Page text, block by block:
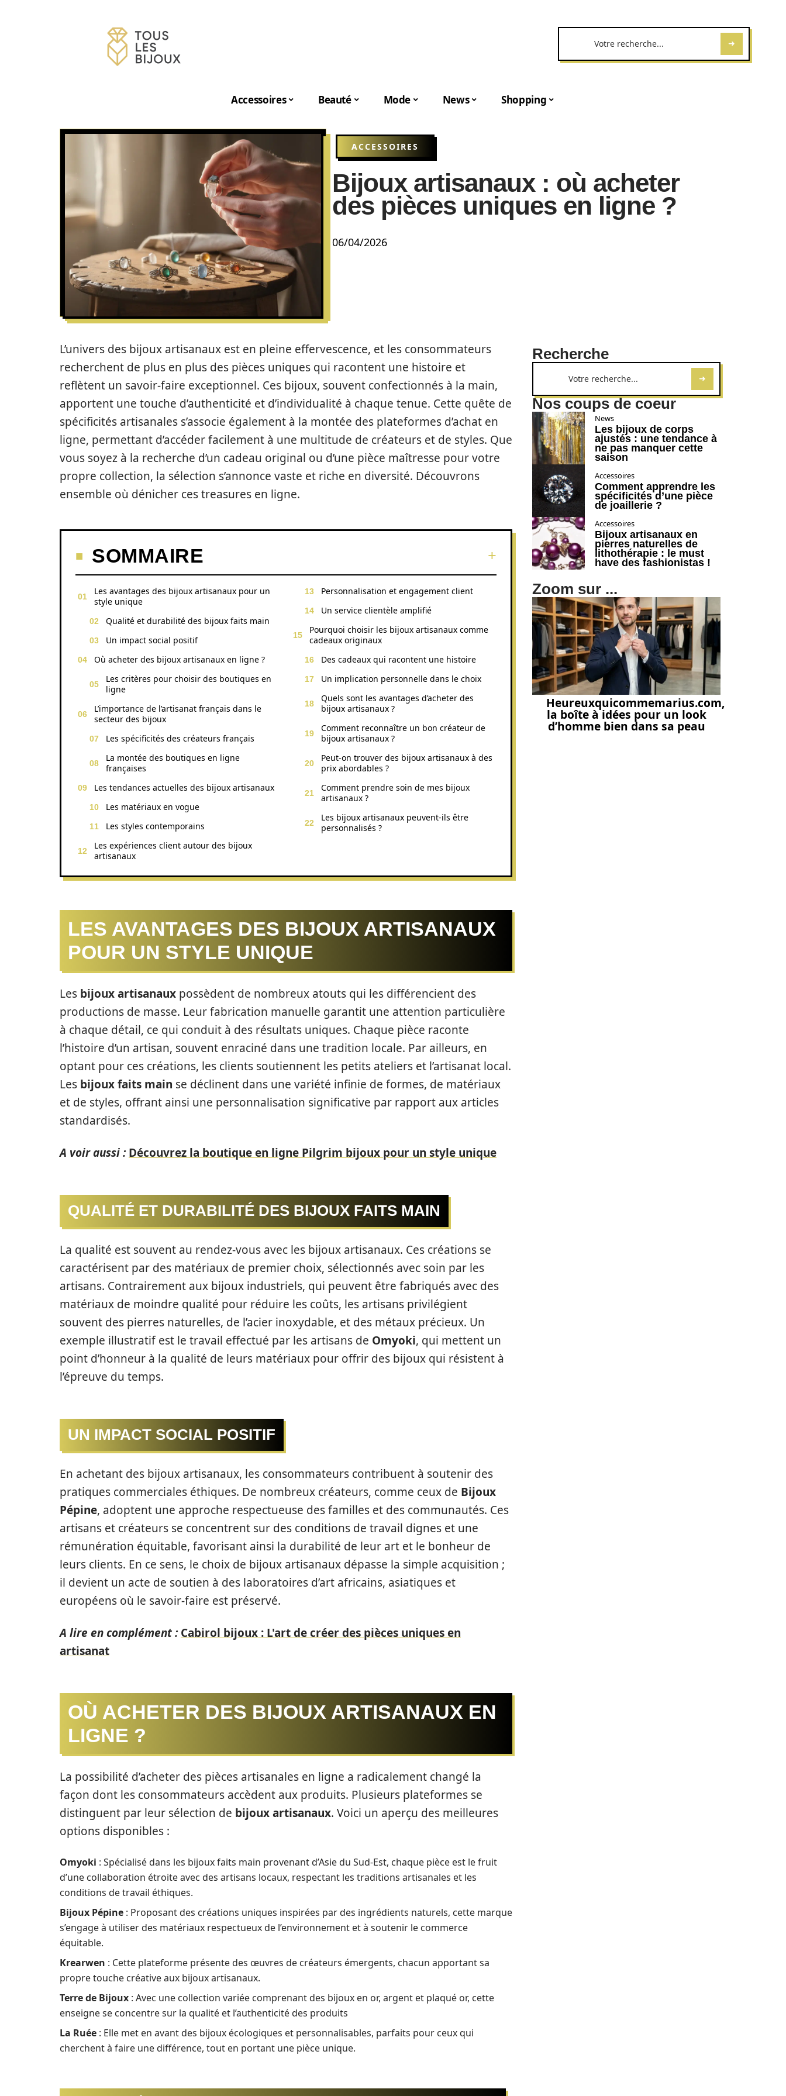
Accessoires Beauté Mode News Shopping
ACCESSOIRES
Bijoux artisanaux : où acheter
des pièces uniques en ligne ?
06/04/2026
L’univers des bijoux artisanaux est en pleine effervescence, et les consommateurs
recherchent de plus en plus des pièces uniques qui racontent une histoire et
reflètent un savoir-faire exceptionnel. Ces bijoux, souvent confectionnés à la main,
apportent une touche d’authenticité et d’individualité à chaque tenue. Cette quête de
spécificités artisanales s’associe également à la montée des plateformes d’achat en
ligne, permettant d’accéder facilement à une multitude de créateurs et de styles. Que
vous soyez à la recherche d’un cadeau original ou d’une pièce maîtresse pour votre
propre collection, la sélection s’annonce vaste et riche en diversité. Découvrons
ensemble où dénicher ces treasures en ligne.
SOMMAIRE
Les avantages des bijoux artisanaux pour un
style unique
Qualité et durabilité des bijoux faits main
Un impact social positif
Où acheter des bijoux artisanaux en ligne ?
Les critères pour choisir des boutiques en
ligne
L’importance de l’artisanat français dans le
secteur des bijoux
Les spécificités des créateurs français
La montée des boutiques en ligne
françaises
Les tendances actuelles des bijoux artisanaux
Les matériaux en vogue
Les styles contemporains
Les expériences client autour des bijoux
artisanaux
Personnalisation et engagement client
Un service clientèle amplifié
Pourquoi choisir les bijoux artisanaux comme
cadeaux originaux
Des cadeaux qui racontent une histoire
Un implication personnelle dans le choix
Quels sont les avantages d’acheter des
bijoux artisanaux ?
Comment reconnaître un bon créateur de
bijoux artisanaux ?
Peut-on trouver des bijoux artisanaux à des
prix abordables ?
Comment prendre soin de mes bijoux
artisanaux ?
Les bijoux artisanaux peuvent-ils être
personnalisés ?
LES AVANTAGES DES BIJOUX ARTISANAUX
POUR UN STYLE UNIQUE
Les bijoux artisanaux possèdent de nombreux atouts qui les différencient des
productions de masse. Leur fabrication manuelle garantit une attention particulière
à chaque détail, ce qui conduit à des résultats uniques. Chaque pièce raconte
l’histoire d’un artisan, souvent enraciné dans une tradition locale. Par ailleurs, en
optant pour ces créations, les clients soutiennent les petits ateliers et l’artisanat local.
Les bijoux faits main se déclinent dans une variété infinie de formes, de matériaux
et de styles, offrant ainsi une personnalisation significative par rapport aux articles
standardisés.
A voir aussi : Découvrez la boutique en ligne Pilgrim bijoux pour un style unique
QUALITÉ ET DURABILITÉ DES BIJOUX FAITS MAIN
La qualité est souvent au rendez-vous avec les bijoux artisanaux. Ces créations se
caractérisent par des matériaux de premier choix, sélectionnés avec soin par les
artisans. Contrairement aux bijoux industriels, qui peuvent être fabriqués avec des
matériaux de moindre qualité pour réduire les coûts, les artisans privilégient
souvent des pierres naturelles, de l’acier inoxydable, et des métaux précieux. Un
exemple illustratif est le travail effectué par les artisans de Omyoki, qui mettent un
point d’honneur à la qualité de leurs matériaux pour offrir des bijoux qui résistent à
l’épreuve du temps.
UN IMPACT SOCIAL POSITIF
En achetant des bijoux artisanaux, les consommateurs contribuent à soutenir des
pratiques commerciales éthiques. De nombreux créateurs, comme ceux de Bijoux
Pépine, adoptent une approche respectueuse des familles et des communautés. Ces
artisans et créateurs se concentrent sur des conditions de travail dignes et une
rémunération équitable, favorisant ainsi la durabilité de leur art et le bonheur de
leurs clients. En ce sens, le choix de bijoux artisanaux dépasse la simple acquisition ;
il devient un acte de soutien à des laboratoires d’art africains, asiatiques et
européens où le savoir-faire est préservé.
A lire en complément : Cabirol bijoux : L'art de créer des pièces uniques en
artisanat
OÙ ACHETER DES BIJOUX ARTISANAUX EN
LIGNE ?
La possibilité d’acheter des pièces artisanales en ligne a radicalement changé la
façon dont les consommateurs accèdent aux produits. Plusieurs plateformes se
distinguent par leur sélection de bijoux artisanaux. Voici un aperçu des meilleures
options disponibles :
Omyoki : Spécialisé dans les bijoux faits main provenant d’Asie du Sud-Est, chaque pièce est le fruit
d’une collaboration étroite avec des artisans locaux, respectant les traditions artisanales et les
conditions de travail éthiques.
Bijoux Pépine : Proposant des créations uniques inspirées par des ingrédients naturels, cette marque
s’engage à utiliser des matériaux respectueux de l’environnement et à soutenir le commerce
équitable.
Krearwen : Cette plateforme présente des œuvres de créateurs émergents, chacun apportant sa
propre touche créative aux bijoux artisanaux.
Terre de Bijoux : Avec une collection variée comprenant des bijoux en or, argent et plaqué or, cette
enseigne se concentre sur la qualité et l’authenticité des produits
La Ruée : Elle met en avant des bijoux écologiques et personnalisables, parfaits pour ceux qui
cherchent à faire une différence, tout en portant une pièce unique.
Recherche
Nos coups de coeur
News
Les bijoux de corps
ajustés : une tendance à
ne pas manquer cette
saison
Accessoires
Comment apprendre les
spécificités d’une pièce
de joaillerie ?
Accessoires
Bijoux artisanaux en
pierres naturelles de
lithothérapie : le must
have des fashionistas !
Zoom sur ...
Heureuxquicommemarius.com,
la boîte à idées pour un look
d’homme bien dans sa peau